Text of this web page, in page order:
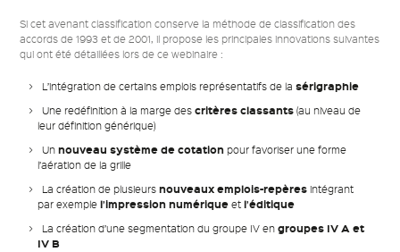
Si cet avenant classification conserve la méthode de classification des
accords de 1993 et de 2001, il propose les principales innovations suivantes
qui ont été détaillées lors de ce webinaire :
L’intégration de certains emplois représentatifs de lasérigraphie
Une redéfinition à la marge descritères classants (au niveau de
leur définition générique)
Unnouveau système de cotation pour favoriser une forme
l’aération de la grille
La création de plusieursnouveaux emplois-repères intégrant
par exemplel’impression numérique etl’éditique
La création d’une segmentation du groupe IV engroupes IV A et
IV B